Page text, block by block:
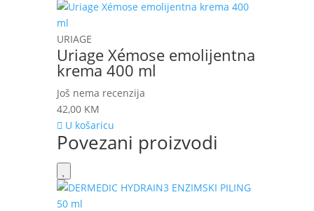
URIAGE
Uriage Xémose emolijentna
krema 400 ml
Još nema recenzija
42,00 KM
U košaricu
Povezani proizvodi